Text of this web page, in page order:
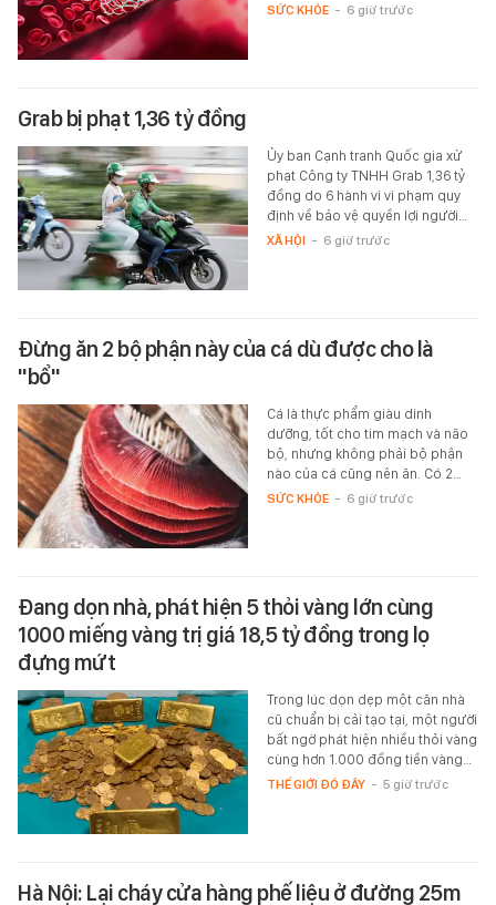
SỨC KHỎE - 6 giờ trước
Grab bị phạt 1,36 tỷ đồng
Ủy ban Cạnh tranh Quốc gia xử
phạt Công ty TNHH Grab 1,36 tỷ
đồng do 6 hành vi vi phạm quy
định về bảo vệ quyền lợi người…
XÃ HỘI - 6 giờ trước
Đừng ăn 2 bộ phận này của cá dù được cho là
"bổ"
Cá là thực phẩm giàu dinh
dưỡng, tốt cho tim mạch và não
bộ, nhưng không phải bộ phận
nào của cá cũng nên ăn. Có 2…
SỨC KHỎE - 6 giờ trước
Đang dọn nhà, phát hiện 5 thỏi vàng lớn cùng
1000 miếng vàng trị giá 18,5 tỷ đồng trong lọ
đựng mứt
Trong lúc dọn dẹp một căn nhà
cũ chuẩn bị cải tạo tại, một người
bất ngờ phát hiện nhiều thỏi vàng
cùng hơn 1.000 đồng tiền vàng…
THẾ GIỚI ĐÓ ĐÂY - 5 giờ trước
Hà Nội: Lại cháy cửa hàng phế liệu ở đường 25m